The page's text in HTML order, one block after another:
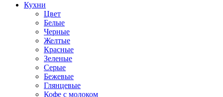
Кухни
Цвет
Белые
Черные
Желтые
Красные
Зеленые
Серые
Бежевые
Глянцевые
Кофе с молоком